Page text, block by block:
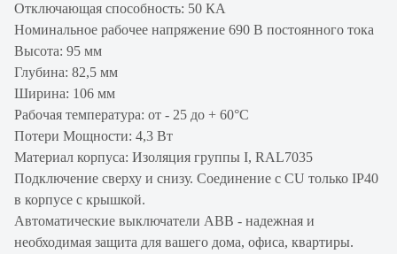
Отключающая способность: 50 КА
Номинальное рабочее напряжение 690 В постоянного тока
Высота: 95 мм
Глубина: 82,5 мм
Ширина: 106 мм
Рабочая температура: от - 25 до + 60°С
Потери Мощности: 4,3 Вт
Материал корпуса: Изоляция группы I, RAL7035
Подключение сверху и снизу. Соединение с CU только IP40
в корпусе с крышкой.
Автоматические выключатели ABB - надежная и
необходимая защита для вашего дома, офиса, квартиры.